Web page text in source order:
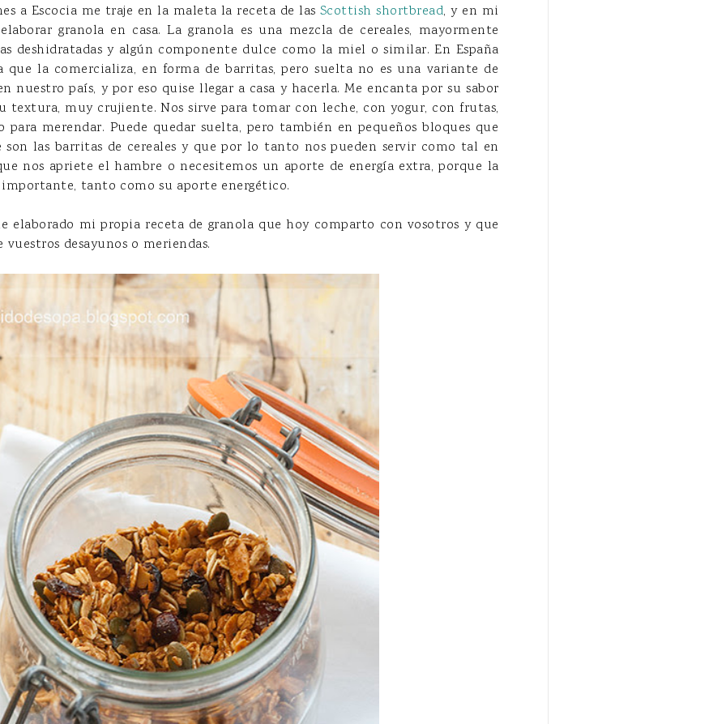
a Escocia me traje en la maleta la receta de las Scottish shortbread, y en mi
granola en casa. La granola es una mezcla de cereales, mayormente
deshidratadas y algún componente dulce como la miel o similar. En España
que la comercializa, en forma de barritas, pero suelta no es una variante de
nuestro país, y por eso quise llegar a casa y hacerla. Me encanta por su sabor
textura, muy crujiente. Nos sirve para tomar con leche, con yogur, con frutas,
para merendar. Puede quedar suelta, pero también en pequeños bloques que
son las barritas de cereales y que por lo tanto nos pueden servir como tal en
nos apriete el hambre o necesitemos un aporte de energía extra, porque la
tanto como su aporte energético.
elaborado mi propia receta de granola que hoy comparto con vosotros y que
vuestros desayunos o meriendas.